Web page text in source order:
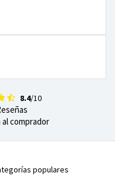
8.4/10
comprador
populares